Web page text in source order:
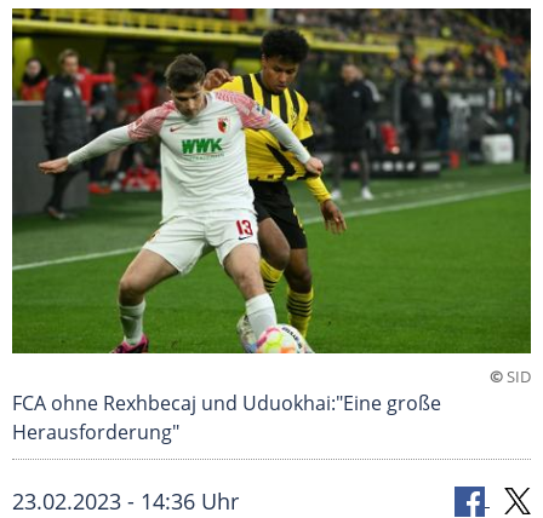
©SID
FCA ohne Rexhbecaj und Uduokhai:"Eine große
Herausforderung"
23.02.2023 - 14:36 Uhr